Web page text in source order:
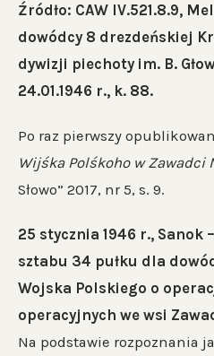
Źródło: CAW IV.521.8.9,
dowódcy 8 drezdeńskiej
dywizji piechoty im. B.
24.01.1946 r., k. 88.
Po raz pierwszy
Wijśka Polśkoho w Zawadci
Słowo” 2017, nr 5, s. 9.
25 stycznia 1946 r., Sanok
sztabu 34 pułku dla
Wojska Polskiego o
operacyjnych we wsi
Na podstawie rozpoznania